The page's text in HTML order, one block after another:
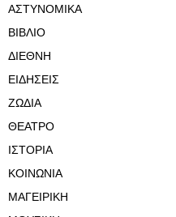
ΑΣΤΥΝΟΜΙΚΑ
ΒΙΒΛΙΟ
ΔΙΕΘΝΗ
ΕΙΔΗΣΕΙΣ
ΖΩΔΙΑ
ΘΕΑΤΡΟ
ΙΣΤΟΡΙΑ
ΚΟΙΝΩΝΙΑ
ΜΑΓΕΙΡΙΚΗ